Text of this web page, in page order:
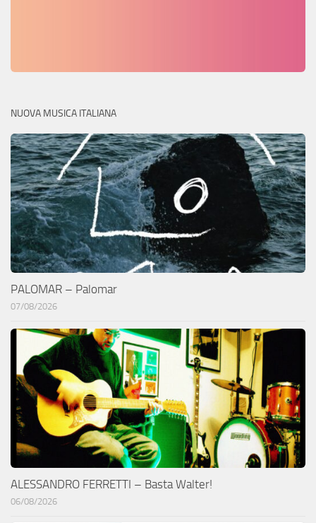
NUOVA MUSICA ITALIANA
PALOMAR – Palomar
07/08/2026
ALESSANDRO FERRETTI – Basta Walter!
06/08/2026